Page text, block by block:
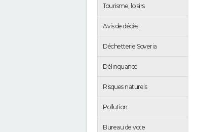
Tourisme, loisirs
Avis de décès
Déchetterie Soveria
Délinquance
Risques naturels
Pollution
Bureau de vote